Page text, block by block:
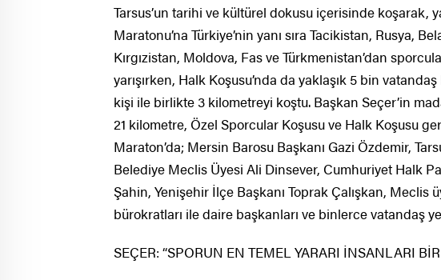
Tarsus’un tarihi ve kültürel dokusu içerisinde koşarak,
Maratonu’na Türkiye’nin yanı sıra Tacikistan, Rusya,
Kırgızistan, Moldova, Fas ve Türkmenistan’dan
yarışırken, Halk Koşusu’nda da yaklaşık 5 bin
kişi ile birlikte 3 kilometreyi koştu. Başkan Seçer’in
21 kilometre, Özel Sporcular Koşusu ve Halk Koşusu
Maraton’da; Mersin Barosu Başkanı Gazi Özdemir,
Belediye Meclis Üyesi Ali Dinsever, Cumhuriyet Halk
Şahin, Yenişehir İlçe Başkanı Toprak Çalışkan, Meclis
bürokratları ile daire başkanları ve binlerce vatandaş
SEÇER: “SPORUN EN TEMEL YARARI İNSANLARI